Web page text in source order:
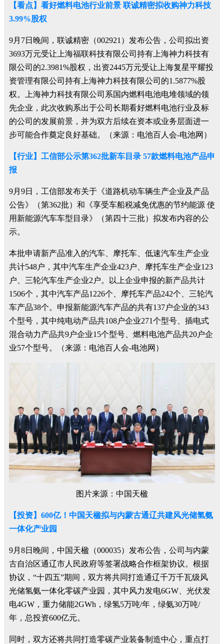
【看点】看好燃料电池行业前景 联诚精密拟收购神力科技
3.99%股权
9月7日晚间，联诚精密（002921）发布公告，公司拟出资
3693万元受让上海福联科技有限公司持有上海神力科技有
限公司的2.3981%股权，出资2445万元受让上海复星平耀投
资管理有限公司持有上海神力科技有限公司的1.5877%股
权。上海神力科技有限公司系国内燃料电池电堆领域的领
先企业，此次收购系出于公司长期看好燃料电池行业及标
的公司的发展前景，并为双方后续在资本或业务层面进一
步可能合作奠定良好基础。（来源：电池百人会-电池网）
【行业】工信部公示第362批新车目录 57款燃料电池产品申
报
9月9日，工信部发布关于《道路机动车辆生产企业及产品
公告》（第362批）和《享受车船税减免优惠的节约能源 使
用新能源汽车车型目录》（第四十三批）拟发布内容的公
示。
本批申请新产品准入的汽车、摩托车、低速汽车生产企业
共计548户，其中汽车生产企业423户、摩托车生产企业123
户、三轮汽车生产企业2户。以上企业申报的新产品共计
1506个，其中汽车产品1226个、摩托车产品242个、三轮汽
车产品38个。申报新能源汽车产品的共有137户企业的343
个型号，其中纯电动产品共108户企业271个型号、插电式
混合动力产品共9户企业15个型号、燃料电池产品共20户企
业57个型号。（来源：电池百人会-电池网）
图片来源：中国天楹
【投资】600亿！中国天楹拟与内蒙古通辽共建风光储氢氨
一体化产业园
9月8日晚间，中国天楹（000035）发布公告，公司与内蒙
古自治区通辽市人民政府等签署战略合作框架协议。根据
协议，“十四五”期间，双方将共同打造通辽千万千瓦级风
光储氢氨一体化零碳产业园，其中风力发电6GW、光伏发
电4GW，重力储能2GWh，绿氢5万吨/年，绿氨30万吨/
年，总投资600亿元。
同时，双方还将共同打造零碳产业装备制造中心，重点打